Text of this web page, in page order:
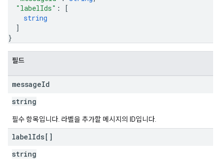
"labelIds" :
[
string
]
}
필드
messageId
string
필수 항목입니다. 라벨을 추가할 메시지의 ID입니다.
labelIds[]
string